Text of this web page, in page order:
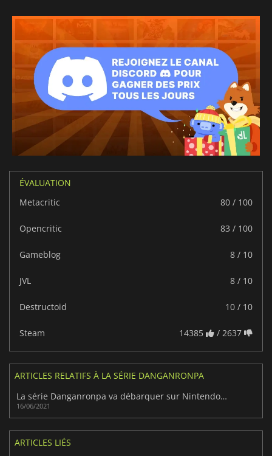
ÉVALUATION
Metacritic
80 / 100
Opencritic 83 / 100
Gameblog 8 / 10
JVL 8 / 10
Destructoid 10 / 10
Steam 14385 / 2637
ARTICLES RELATIFS À LA SÉRIE DANGANRONPA
La série Danganronpa va débarquer sur Nintendo Switch
16/06/2021
ARTICLES LIÉS